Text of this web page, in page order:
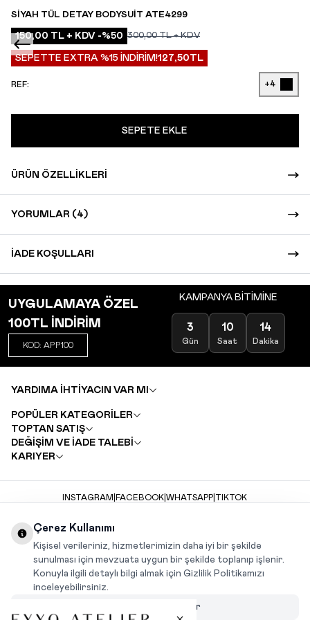
SIYAH TÜL DETAY BODYSUIT ATE4299
150,00 TL + KDV -%50 300,00TL + KDV
SEPETTE EXTRA %15 İNDİRİM!127,50TL
REF: +4
SEPETE EKLE
ÜRÜN ÖZELLIKLERI
YORUMLAR (4)
İADE KOŞULLARI
UYGULAMAYA ÖZEL
100TL İNDİRİM
KOD: APP100
KAMPANYA BİTİMİNE
3
Gün
10
Saat
14
Dakika
YARDIMA İHTİYACIN VAR MI
POPÜLER KATEGORİLER
TOPTAN SATIŞ
DEĞİŞİM VE İADE TALEBİ
KARIYER
INSTAGRAM FACEBOOK |WHATSAPP TIKTOK
Çerez Kullanımı
Kişisel verileriniz, hizmetlerimizin daha iyi bir şekilde
sunulması için mevzuata uygun bir şekilde toplanıp işlenir.
Konuyla ilgili detaylı bilgi almak için Gizlilik Politikamızı
inceleyebilirsiniz.
Çerezleri Özelleştir